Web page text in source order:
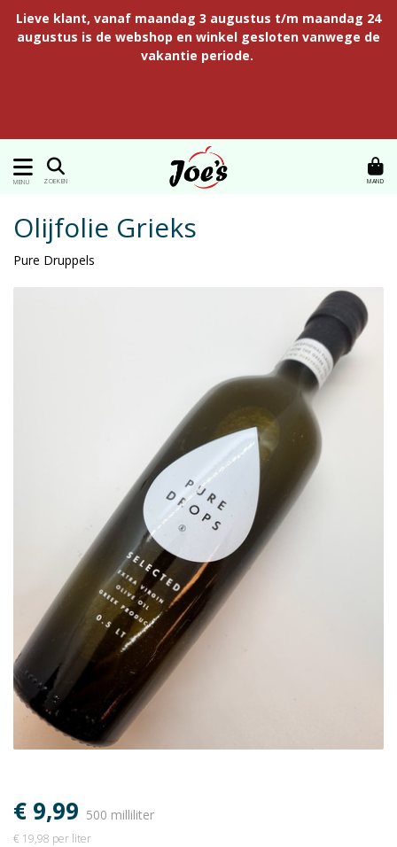
Lieve klant, vanaf maandag 3 augustus t/m maandag 24
augustus is de webshop en winkel gesloten vanwege de
vakantie periode.
MENU ZOEKEN MAND
Olijfolie Grieks
Pure Druppels
€ 9,99 500 milliliter
€ 19,98 per liter